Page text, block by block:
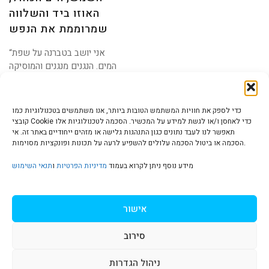
כדי לספק את חוויות המשתמש הטובות ביותר, אנו משתמשים בטכנולוגיות כמו
קובצי Cookie כדי לאחסן ו/או לגשת למידע על המכשיר. הסכמה לטכנולוגיות אלו
תאפשר לנו לעבד נתונים כגון התנהגות גלישה או מזהים ייחודיים באתר זה. אי
הסכמה או ביטול הסכמה עלולים להשפיע לרעה על תכונות ופונקציות מסוימות.
מידע נוסף ניתן לקרוא בעמוד מדיניות הפרטיות ותנאי השימוש
אישור
סירוב
ניהול הגדרות
האוזו ביד והשלווה
שמרוממת את הנפש
“אני יושב בטברנה על שפת
המים. הנגנים מנגנים והמוסיקה
הצהרת נגישות | Accessibility